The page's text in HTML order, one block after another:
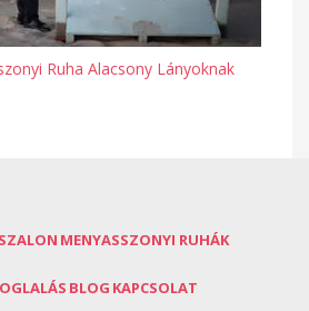
Ruha Alacsony Lányoknak
MENYASSZONYI RUHÁK
BLOG KAPCSOLAT